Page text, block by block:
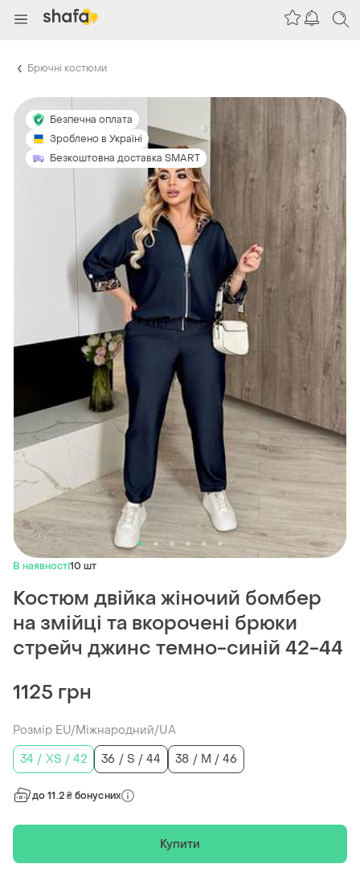
Брючні костюми
Безпечна оплата
Зроблено в Україні
Безкоштовна доставка SMART
В наявності10 шт
Костюм двійка жіночий бомбер
на змійці та вкорочені брюки
стрейч джинс темно-синій 42-44
1125 грн
Розмір EU/Міжнародний/UA
34 / XS / 42
36 / S / 44 38 / M / 46
до 11.2 ₴ бонусних
Купити